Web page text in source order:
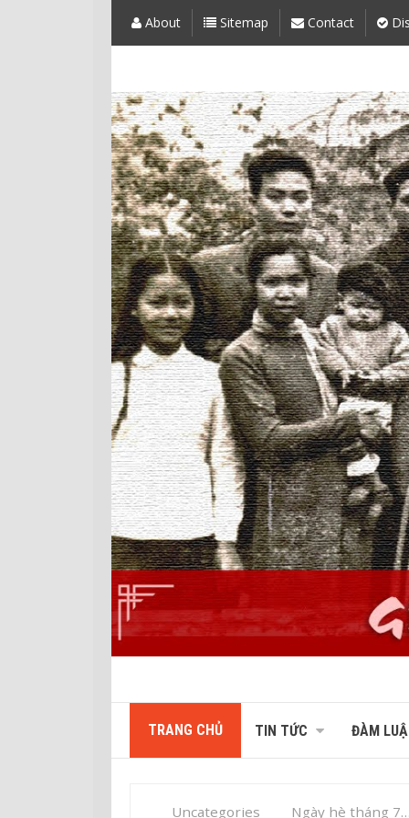
About Sitemap Contact
TRANG CHỦ TIN TỨC ĐÀM
Uncategories Ngày hè tháng